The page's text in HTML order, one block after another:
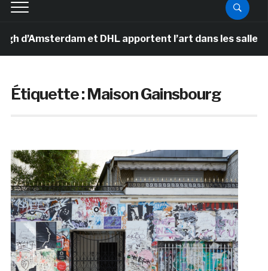
et DHL apportent l’art dans les salles de
Étiquette :Maison Gainsbourg